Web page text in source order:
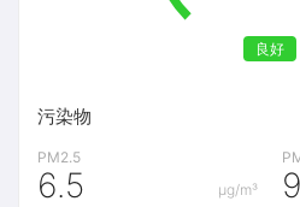
良好
污染物
PM2.5
μg/m³
6.5 9